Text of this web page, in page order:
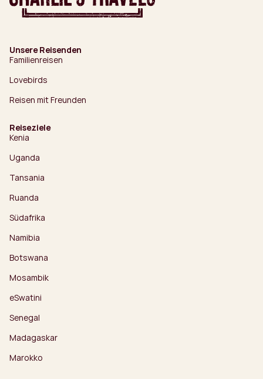
Unsere Reisenden
Familienreisen
Lovebirds
Reisen mit Freunden
Reiseziele
Kenia
Uganda
Tansania
Ruanda
Südafrika
Namibia
Botswana
Mosambik
eSwatini
Senegal
Madagaskar
Marokko